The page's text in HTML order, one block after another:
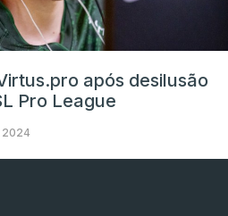
após desilusão
Pro League
2024